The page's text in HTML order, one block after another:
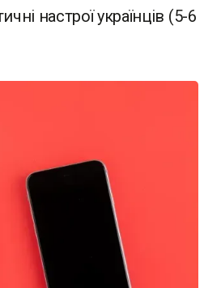
настрої українців (5-6